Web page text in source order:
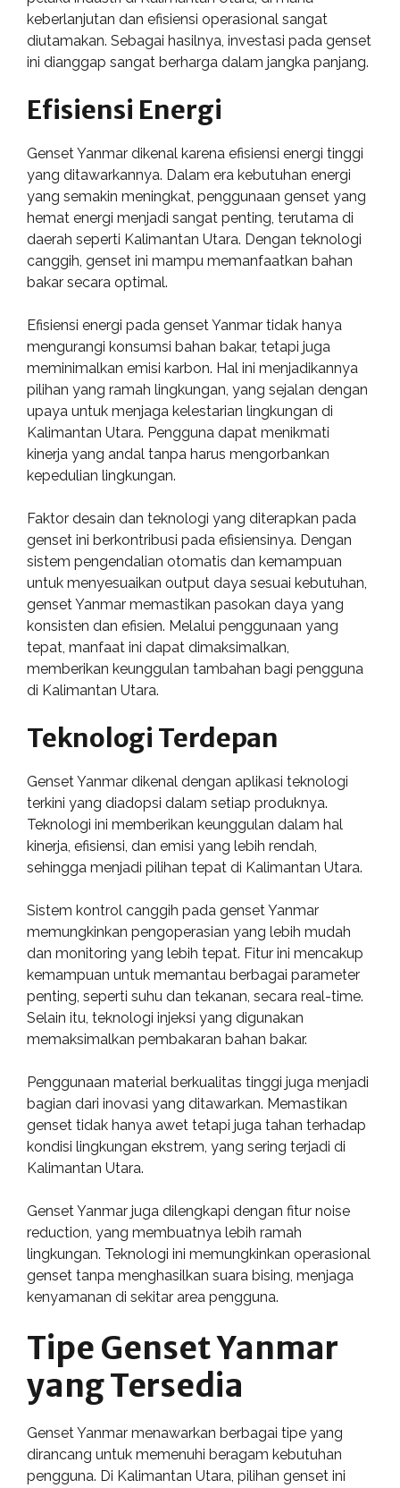
keberlanjutan dan efisiensi operasional sangat
diutamakan. Sebagai hasilnya, investasi pada genset
ini dianggap sangat berharga dalam jangka panjang.
Efisiensi Energi
Genset Yanmar dikenal karena efisiensi energi tinggi
yang ditawarkannya. Dalam era kebutuhan energi
yang semakin meningkat, penggunaan genset yang
hemat energi menjadi sangat penting, terutama di
daerah seperti Kalimantan Utara. Dengan teknologi
canggih, genset ini mampu memanfaatkan bahan
bakar secara optimal.
Efisiensi energi pada genset Yanmar tidak hanya
mengurangi konsumsi bahan bakar, tetapi juga
meminimalkan emisi karbon. Hal ini menjadikannya
pilihan yang ramah lingkungan, yang sejalan dengan
upaya untuk menjaga kelestarian lingkungan di
Kalimantan Utara. Pengguna dapat menikmati
kinerja yang andal tanpa harus mengorbankan
kepedulian lingkungan.
Faktor desain dan teknologi yang diterapkan pada
genset ini berkontribusi pada efisiensinya. Dengan
sistem pengendalian otomatis dan kemampuan
untuk menyesuaikan output daya sesuai kebutuhan,
genset Yanmar memastikan pasokan daya yang
konsisten dan efisien. Melalui penggunaan yang
tepat, manfaat ini dapat dimaksimalkan,
memberikan keunggulan tambahan bagi pengguna
di Kalimantan Utara.
Teknologi Terdepan
Genset Yanmar dikenal dengan aplikasi teknologi
terkini yang diadopsi dalam setiap produknya.
Teknologi ini memberikan keunggulan dalam hal
kinerja, efisiensi, dan emisi yang lebih rendah,
sehingga menjadi pilihan tepat di Kalimantan Utara.
Sistem kontrol canggih pada genset Yanmar
memungkinkan pengoperasian yang lebih mudah
dan monitoring yang lebih tepat. Fitur ini mencakup
kemampuan untuk memantau berbagai parameter
penting, seperti suhu dan tekanan, secara real-time.
Selain itu, teknologi injeksi yang digunakan
memaksimalkan pembakaran bahan bakar.
Penggunaan material berkualitas tinggi juga menjadi
bagian dari inovasi yang ditawarkan. Memastikan
genset tidak hanya awet tetapi juga tahan terhadap
kondisi lingkungan ekstrem, yang sering terjadi di
Kalimantan Utara.
Genset Yanmar juga dilengkapi dengan fitur noise
reduction, yang membuatnya lebih ramah
lingkungan. Teknologi ini memungkinkan operasional
genset tanpa menghasilkan suara bising, menjaga
kenyamanan di sekitar area pengguna.
Tipe Genset Yanmar
yang Tersedia
Genset Yanmar menawarkan berbagai tipe yang
dirancang untuk memenuhi beragam kebutuhan
pengguna. Di Kalimantan Utara, pilihan genset ini